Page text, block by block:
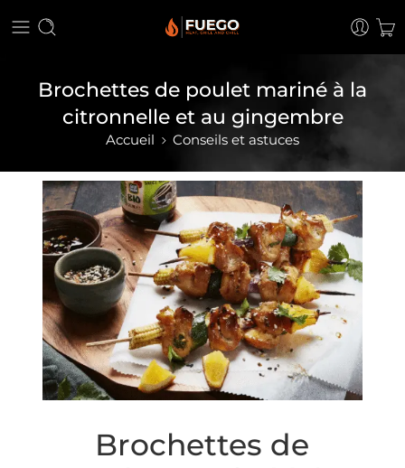
Brochettes de poulet mariné à la
citronnelle et au gingembre
Accueil Conseils et astuces
Brochettes de